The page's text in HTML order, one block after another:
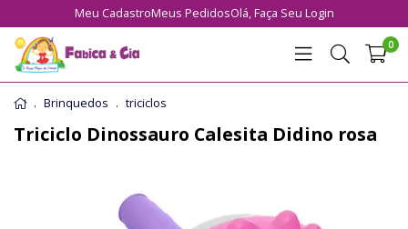
Meu CadastroMeus PedidosOlá,Faça Seu Login
0
Brinquedos triciclos
Triciclo Dinossauro Calesita Didino rosa